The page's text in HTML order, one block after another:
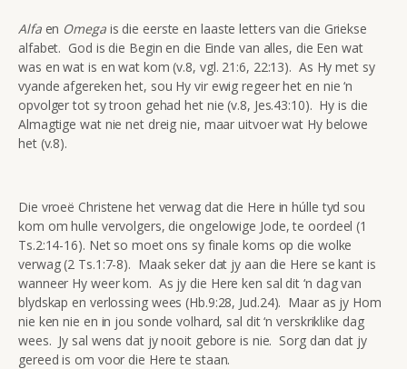
Alfaen Omegais die eerste en laaste letters van die Griekse
alfabet. God is die Begin en die Einde van alles, die Een wat
was en wat is en wat kom (v.8, vgl. 21:6, 22:13). As Hy met sy
vyande afgereken het, sou Hy vir ewig regeer het en nie ‘n
opvolger tot sy troon gehad het nie (v.8, Jes.43:10). Hy is die
Almagtige wat nie net dreig nie, maar uitvoer wat Hy belowe
het (v.8).
Die vroeë Christene het verwag dat die Here in húlle tyd sou
kom om hulle vervolgers, die ongelowige Jode, te oordeel (1
Ts.2:14-16). Net so moet ons sy finale koms op die wolke
verwag (2 Ts.1:7-8). Maak seker dat jy aan die Here se kant is
wanneer Hy weer kom. As jy die Here ken sal dit ‘n dag van
blydskap en verlossing wees (Hb.9:28, Jud.24). Maar as jy Hom
nie ken nie en in jou sonde volhard, sal dit ‘n verskriklike dag
wees. Jy sal wens dat jy nooit gebore is nie. Sorg dan dat jy
gereed is om voor die Here te staan.